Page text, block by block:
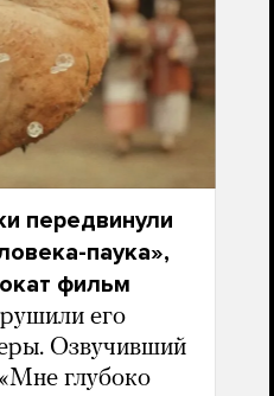
передвинули
паука»,
фильм
его
Озвучивший
глубоко